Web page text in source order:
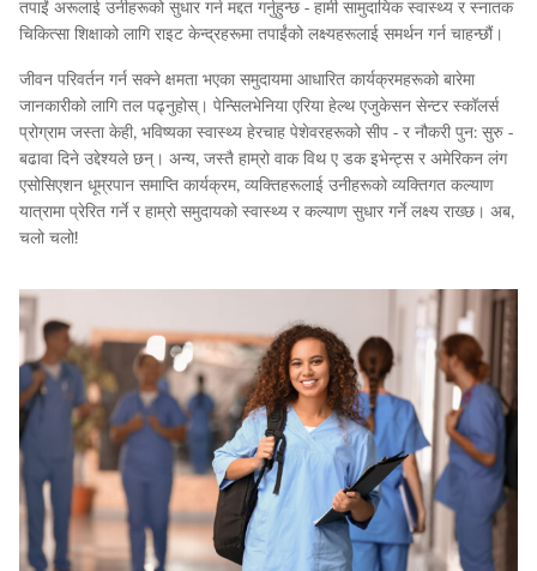
तपाईं अरूलाई उनीहरूको सुधार गर्न मद्दत गर्नुहुन्छ - हामी सामुदायिक स्वास्थ्य र स्नातक
चिकित्सा शिक्षाको लागि राइट केन्द्रहरूमा तपाईंको लक्ष्यहरूलाई समर्थन गर्न चाहन्छौं।
जीवन परिवर्तन गर्न सक्ने क्षमता भएका समुदायमा आधारित कार्यक्रमहरूको बारेमा
जानकारीको लागि तल पढ्नुहोस्। पेन्सिलभेनिया एरिया हेल्थ एजुकेसन सेन्टर स्कॉलर्स
प्रोग्राम जस्ता केही, भविष्यका स्वास्थ्य हेरचाह पेशेवरहरूको सीप - र नौकरी पुन: सुरु -
बढावा दिने उद्देश्यले छन्। अन्य, जस्तै हाम्रो वाक विथ ए डक इभेन्ट्स र अमेरिकन लंग
एसोसिएशन धूम्रपान समाप्ति कार्यक्रम, व्यक्तिहरूलाई उनीहरूको व्यक्तिगत कल्याण
यात्रामा प्रेरित गर्ने र हाम्रो समुदायको स्वास्थ्य र कल्याण सुधार गर्ने लक्ष्य राख्छ। अब,
चलो चलो!